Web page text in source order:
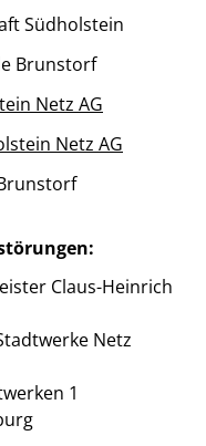
Südholstein
Brunstorf
Netz AG
Netz AG
Claus-Heinrich
Netz
1